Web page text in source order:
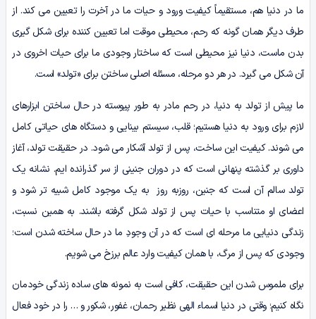
ما در دنیا هم، مستقیماً کیفیت ورود و حیات ما در آخرت را تعیین می کند. از
طرف دیگر همان گونه که رحم، محیطی موقت اما تعیین کننده برای شکل گیری
بدن ماست، دنیا نیز محیطی است که ساختار وجودی ما برای حیات اخروی در
آن شکل می گیرد. در هر دو مرحله، مسئله اصلی ساختن برای «تولد» است.
ما پیش از تولد به دنیا، در رحم مادر به طور پیوسته در حال ساختن ابزارهای
لازم برای ورود به دنیا هستیم؛ قلب، سیستم بینایی و دستگاه های حیاتی کامل
می شوند. کیفیت این ساخت، پس از تولد آشکار می شود. در حقیقت تولد، آغاز
داوری بر گذشته پنهانی است که در دوران جنینی از سر گذرانده ایم. نشانه یک
تولد سالم آن است که جنین، روزبه روز به یک موجود کامل شبیه تر شود و
اعضای او متناسب با حیات پس از تولد شکل گرفته باشند. به همین نسبت،
زندگی دنیایی ما مرحله ای است که در آن وجودِ ما در حال ساخته شدن است؛
وجودی که پس از مرگ، با همان کیفیت وارد عالم برزخ می شویم.
برای ملموس شدن این حقیقت، کافی است به نمونه های ساده زندگی خودمان
نگاه کنیم؛ وقتی در دنیا اسماء الهی نظیر رحمان، غفور، شکور و … را در خود فعال